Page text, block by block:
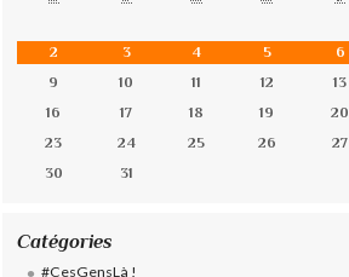
2
3 4 5 6
9
10 11 12 13
16
17 18 19 20
23
24 25 26 27
30
31
Catégories
#CesGensLà !